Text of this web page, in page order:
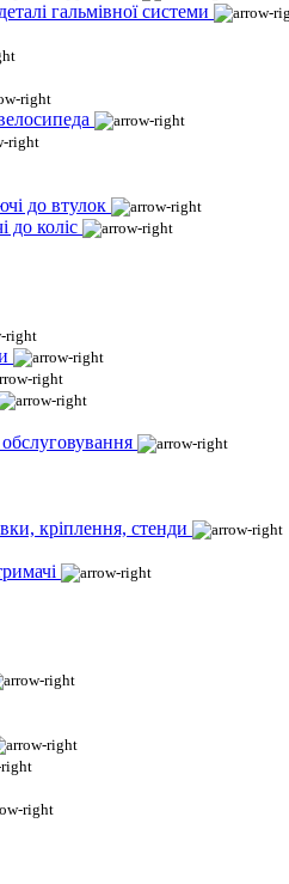
гальмівної системи
до втулок
до коліс
кріплення, стенди